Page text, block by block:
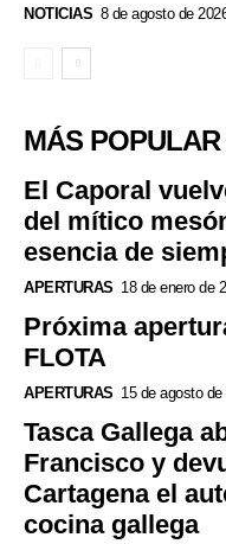
NOTICIAS 8 de agosto de
MÁS POPULAR
El Caporal
del mítico
esencia de
APERTURAS 18 de enero de
Próxima
FLOTA
APERTURAS 15 de agosto
Tasca Gallega
Francisco y
Cartagena el
cocina gallega